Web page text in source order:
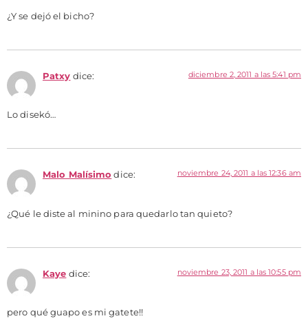
¿Y se dejó el bicho?
Patxy dice: diciembre 2, 2011 a las 5:41 pm
Lo disekó…
Malo Malísimo dice: noviembre 24, 2011 a las 12:36 am
¿Qué le diste al minino para quedarlo tan quieto?
Kaye dice: noviembre 23, 2011 a las 10:55 pm
pero qué guapo es mi gatete!!